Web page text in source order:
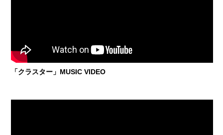
「クラスター」MUSIC VIDEO